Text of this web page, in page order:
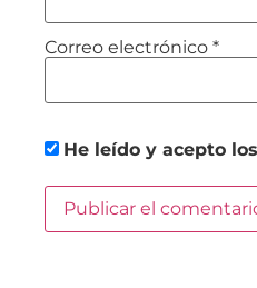
Correo electrónico *
He leído y acepto los